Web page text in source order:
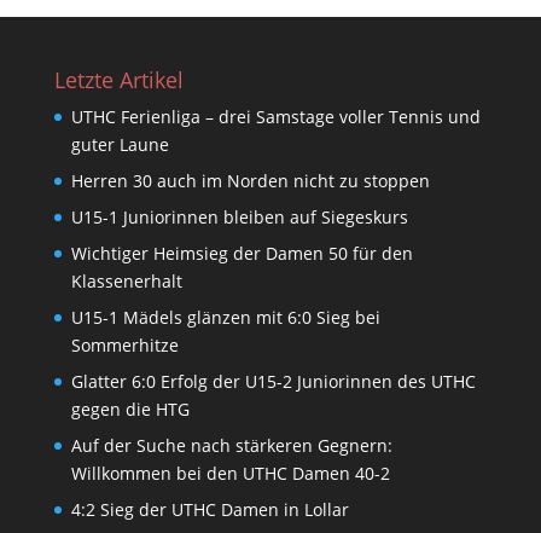
Letzte Artikel
UTHC Ferienliga – drei Samstage voller Tennis und
guter Laune
Herren 30 auch im Norden nicht zu stoppen
U15-1 Juniorinnen bleiben auf Siegeskurs
Wichtiger Heimsieg der Damen 50 für den
Klassenerhalt
U15-1 Mädels glänzen mit 6:0 Sieg bei
Sommerhitze
Glatter 6:0 Erfolg der U15-2 Juniorinnen des UTHC
gegen die HTG
Auf der Suche nach stärkeren Gegnern:
Willkommen bei den UTHC Damen 40-2
4:2 Sieg der UTHC Damen in Lollar